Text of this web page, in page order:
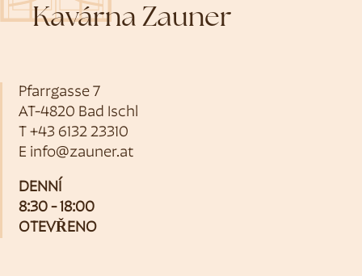
Kavárna Zauner
Pfarrgasse 7
AT-4820 Bad Ischl
T +43 6132 23310
E info@zauner.at
DENNÍ
8:30 - 18:00
OTEVŘENO